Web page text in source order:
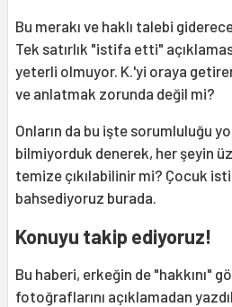
Bu merakı ve haklı talebi
Tek satırlık "istifa etti"
yeterli olmuyor. K.'yi oraya
ve anlatmak zorunda değil mi?
Onların da bu işte sorumluluğu
bilmiyorduk denerek, her şeyin
temize çıkılabilinir mi? Çocuk
bahsediyoruz burada.
Konuyu takip ediyoruz!
Bu haberi, erkeğin de "hakkını"
fotoğraflarını açıklamadan